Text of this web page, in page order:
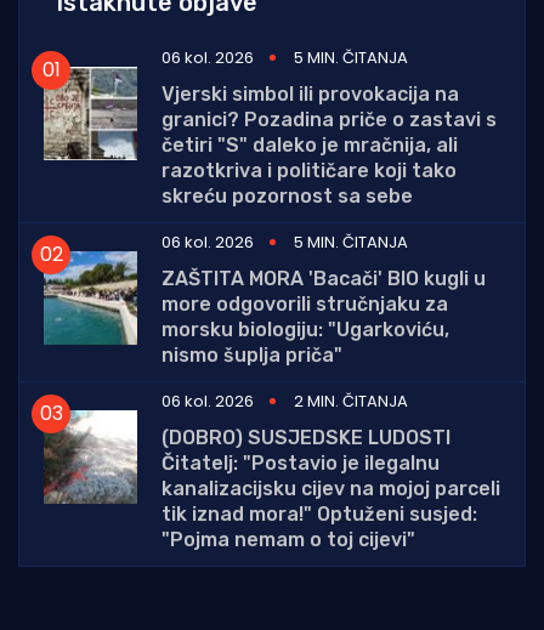
06 kol. 2026
5 MIN. ČITANJA
Vjerski simbol ili provokacija na
granici? Pozadina priče o zastavi s
četiri "S" daleko je mračnija, ali
razotkriva i političare koji tako
skreću pozornost sa sebe
06 kol. 2026
5 MIN. ČITANJA
ZAŠTITA MORA 'Bacači' BIO kugli u
more odgovorili stručnjaku za
morsku biologiju: "Ugarkoviću,
nismo šuplja priča"
06 kol. 2026
2 MIN. ČITANJA
(DOBRO) SUSJEDSKE LUDOSTI
Čitatelj: "Postavio je ilegalnu
kanalizacijsku cijev na mojoj parceli
tik iznad mora!" Optuženi susjed:
"Pojma nemam o toj cijevi"